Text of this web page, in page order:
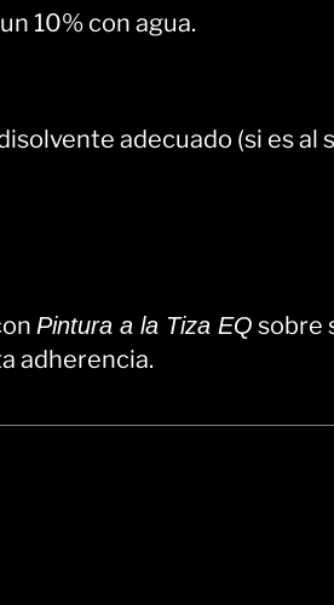
10% con agua.
adecuado (si es al
Pintura a la Tiza EQ sobre
adherencia.